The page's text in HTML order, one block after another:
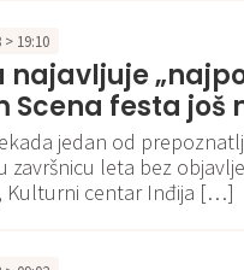
> 19:10
najavljuje
Scena festa još
jedan od
završnicu leta bez
Kulturni centar Inđija […]